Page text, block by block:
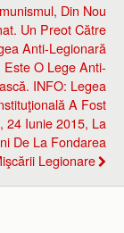
Din Nou
Un Preot Către
Anti-Legionară
Este O Lege Anti-
INFO: Legea
A Fost
24 Iunie 2015, La
De La Fondarea
Legionare